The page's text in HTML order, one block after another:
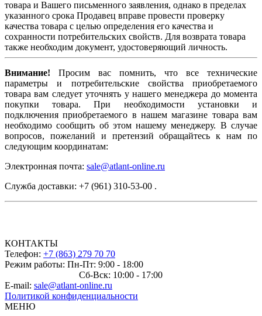
товара и Вашего письменного заявления, однако в пределах
указанного срока Продавец вправе провести проверку
качества товара с целью определения его качества и
сохранности потребительских свойств. Для возврата товара
также необходим документ, удостоверяющий личность.
Внимание! Просим вас помнить, что все технические
параметры и потребительские свойства приобретаемого
товара вам следует уточнять у нашего менеджера до момента
покупки товара. При необходимости установки и
подключения приобретаемого в нашем магазине товара вам
необходимо сообщить об этом нашему менеджеру. В случае
вопросов, пожеланий и претензий обращайтесь к нам по
следующим координатам:
Электронная почта: sale@atlant-online.ru
Служба доставки: +7 (961) 310-53-00 .
КОНТАКТЫ
Телефон: +7 (863) 279 70 70
Режим работы: Пн-Пт: 9:00 - 18:00
Сб-Вск: 10:00 - 17:00
E-mail: sale@atlant-online.ru
Политикой конфиденциальности
МЕНЮ